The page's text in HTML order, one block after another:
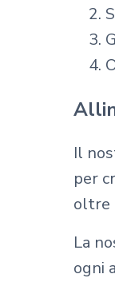
Il
per
oltre
La
ogni